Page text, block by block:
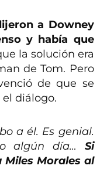
a Downey
y había que
la solución era
de Tom. Pero
de que se
diálogo.
a él. Es genial.
algún día… Si
Morales al